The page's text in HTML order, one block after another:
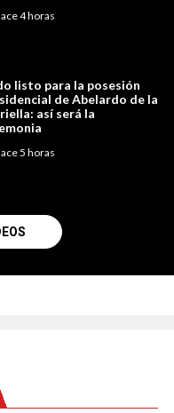
4 horas
listo para la posesión
de Abelardo de la
así será la
5 horas